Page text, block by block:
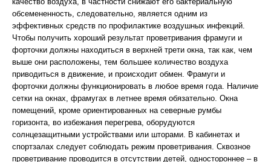
обсемененность, следовательно, является одним из
эффективных средств по профилактике воздушных инфекций.
Чтобы получить хороший результат проветривания фрамуги и
форточки должны находиться в верхней трети окна, так как, чем
выше они расположены, тем большее количество воздуха
приводиться в движение, и происходит обмен. Фрамуги и
форточки должны функционировать в любое время года. Наличие
сетки на окнах, фрамугах в летнее время обязательно. Окна
помещений, кроме ориентированных на северные румбы
горизонта, во избежания перегрева, оборудуются
солнцезащитными устройствами или шторами. В кабинетах и
спортзалах следует соблюдать режим проветривания. Сквозное
проветривание проводится в отсутствии детей, одностороннее – в